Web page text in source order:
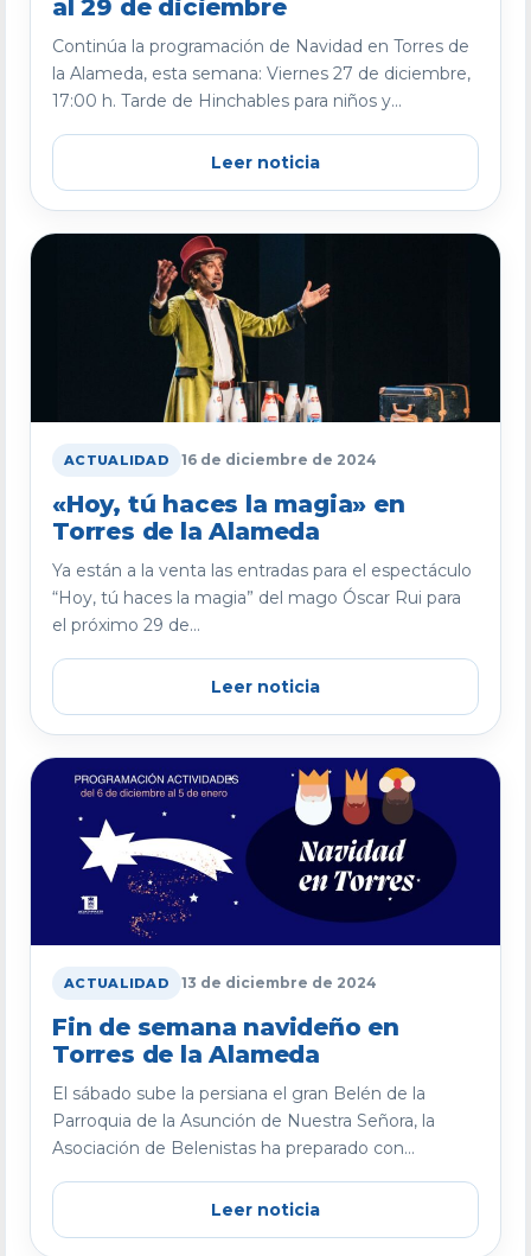
al 29 de diciembre
Continúa la programación de Navidad en Torres de
la Alameda, esta semana: Viernes 27 de diciembre,
17:00 h. Tarde de Hinchables para niños y...
Leer noticia
ACTUALIDAD 16 de diciembre de 2024
«Hoy, tú haces la magia» en
Torres de la Alameda
Ya están a la venta las entradas para el espectáculo
“Hoy, tú haces la magia” del mago Óscar Rui para
el próximo 29 de...
Leer noticia
ACTUALIDAD 13 de diciembre de 2024
Fin de semana navideño en
Torres de la Alameda
El sábado sube la persiana el gran Belén de la
Parroquia de la Asunción de Nuestra Señora, la
Asociación de Belenistas ha preparado con...
Leer noticia